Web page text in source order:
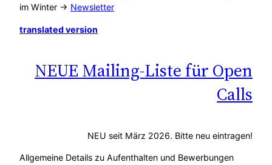
im Winter -> Newsletter
translated version
NEUE Mailing-Liste für Open
Calls
NEU seit März 2026. Bitte neu eintragen!
Allgemeine Details zu Aufenthalten und Bewerbungen